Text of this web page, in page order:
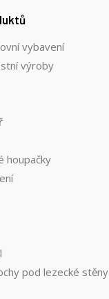
vybavení
výroby
houpačky
pod lezecké stěny